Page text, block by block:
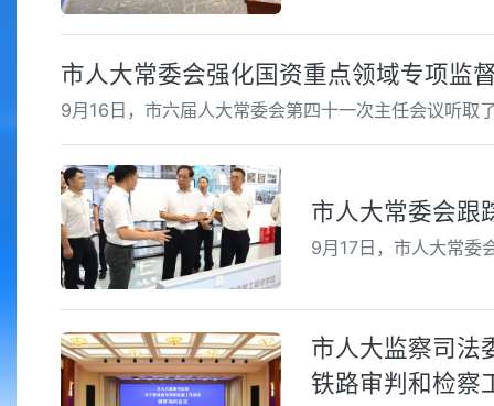
市人大常委会强化国资重点领域专项监
9月16日，市六届人大常委会第四十一次主任会议听取
市人大常委会跟
9月17日，市人大常委
市人大监察司
铁路审判和检察